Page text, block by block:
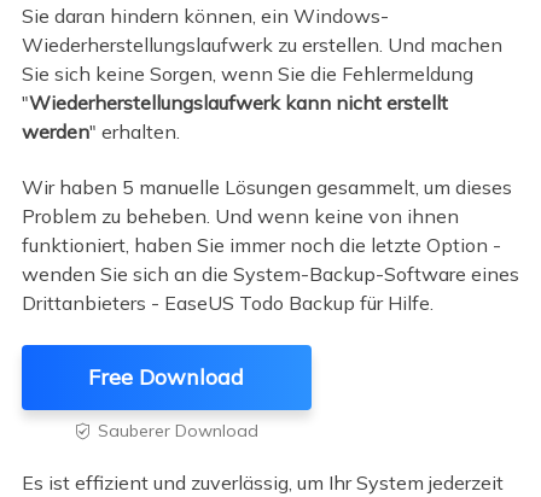
Sie daran hindern können, ein Windows-
Wiederherstellungslaufwerk zu erstellen. Und machen
Sie sich keine Sorgen, wenn Sie die Fehlermeldung
"Wiederherstellungslaufwerk kann nicht erstellt
werden" erhalten.
Wir haben 5 manuelle Lösungen gesammelt, um dieses
Problem zu beheben. Und wenn keine von ihnen
funktioniert, haben Sie immer noch die letzte Option -
wenden Sie sich an die System-Backup-Software eines
Drittanbieters - EaseUS Todo Backup für Hilfe.
Free Download
 Sauberer Download
Es ist effizient und zuverlässig, um Ihr System jederzeit